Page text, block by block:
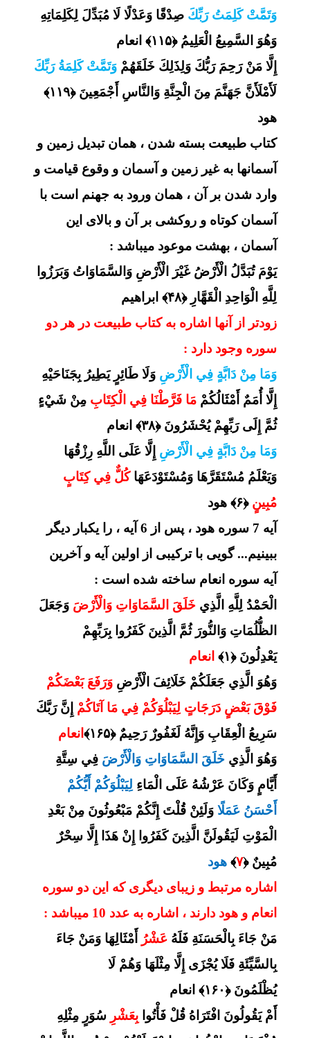
وَتَمَّتْ كَلِمَتُ رَبِّكَ صِدْقًا وَعَدْلًا لَا مُبَدِّلَ لِكَلِمَاتِهِ
وَهُوَ السَّمِيعُ الْعَلِيمُ ﴿۱۱۵﴾ انعام
إِلَّا مَنْ رَحِمَ رَبُّكَ وَلِذَلِكَ خَلَقَهُمْ وَتَمَّتْ كَلِمَةُ رَبِّكَ
لَأَمْلَأَنَّ جَهَنَّمَ مِنَ الْجِنَّةِ وَالنَّاسِ أَجْمَعِينَ ﴿۱۱۹﴾
هود
کتاب طبیعت بسته شدن ، همان تبدیل زمین و
آسمانها به غیر زمین و آسمان و وقوع قیامت و
وارد شدن بر آن ، همان ورود به جهنم است با
آسمان کوتاه و روکشی بر آن و بالای این
آسمان ، بهشت موعود میباشد :
يَوْمَ تُبَدَّلُ الْأَرْضُ غَيْرَ الْأَرْضِ وَالسَّمَاوَاتُ وَبَرَزُوا
لِلَّهِ الْوَاحِدِ الْقَهَّارِ ﴿۴۸﴾ ابراهیم
زودتر از آنها اشاره به کتاب طبیعت در هر دو
سوره وجود دارد :
وَمَا مِنْ دَابَّةٍ فِي الْأَرْضِ وَلَا طَائِرٍ يَطِيرُ بِجَنَاحَيْهِ
إِلَّا أُمَمٌ أَمْثَالُكُمْ مَا فَرَّطْنَا فِي الْكِتَابِ مِنْ شَيْءٍ
ثُمَّ إِلَى رَبِّهِمْ يُحْشَرُونَ ﴿۳۸﴾ انعام
وَمَا مِنْ دَابَّةٍ فِي الْأَرْضِ إِلَّا عَلَى اللَّهِ رِزْقُهَا
وَيَعْلَمُ مُسْتَقَرَّهَا وَمُسْتَوْدَعَهَاكُلٌّ فِي كِتَابٍ
مُبِينٍ ﴿۶﴾ هود
آیه 7 سوره هود ، پس از 6 آیه ، را یکبار دیگر
ببینیم... گویی با ترکیبی از اولین آیه و آخرین
آیه سوره انعام ساخته شده است :
الْحَمْدُ لِلَّهِ الَّذِي خَلَقَ السَّمَاوَاتِ وَالْأَرْضَ وَجَعَلَ
الظُّلُمَاتِ وَالنُّورَ ثُمَّ الَّذِينَ كَفَرُوا بِرَبِّهِمْ
يَعْدِلُونَ ﴿۱﴾
انعام
وَهُوَ الَّذِي جَعَلَكُمْ خَلَائِفَ الْأَرْضِ وَرَفَعَ بَعْضَكُمْ
فَوْقَ بَعْضٍ دَرَجَاتٍ لِيَبْلُوَكُمْ فِي مَا آتَاكُمْ إِنَّ رَبَّكَ
سَرِيعُ الْعِقَابِ وَإِنَّهُ لَغَفُورٌ رَحِيمٌ ﴿۱۶۵﴾
انعام
وَهُوَ الَّذِي خَلَقَ السَّمَاوَاتِ وَالْأَرْضَ فِي سِتَّةِ
أَيَّامٍ وَكَانَ عَرْشُهُ عَلَى الْمَاءِ لِيَبْلُوَكُمْ أَيُّكُمْ
أَحْسَنُ عَمَلًا وَلَئِنْ قُلْتَ إِنَّكُمْ مَبْعُوثُونَ مِنْ بَعْدِ
الْمَوْتِ لَيَقُولَنَّ الَّذِينَ كَفَرُوا إِنْ هَذَا إِلَّا سِحْرٌ
مُبِينٌ ﴿۷﴾ هود
اشاره مرتبط و زیبای دیگری که این دو سوره
انعام و هود دارند ، اشاره به عدد 10 میباشد :
مَنْ جَاءَ بِالْحَسَنَةِ فَلَهُ عَشْرُ
أَمْثَالِهَا وَمَنْ جَاءَ
بِالسَّيِّئَةِ فَلَا يُجْزَى إِلَّا مِثْلَهَا وَهُمْ لَا
يُظْلَمُونَ ﴿۱۶۰﴾ انعام
أَمْ يَقُولُونَ افْتَرَاهُ قُلْ فَأْتُوا بِعَشْرِ سُوَرٍ مِثْلِهِ